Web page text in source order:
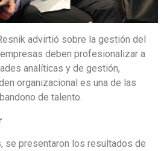
advirtió sobre la gestión del
deben profesionalizar a
analíticas y de gestión,
organizacional es una de las
de talento.
se presentaron los resultados de